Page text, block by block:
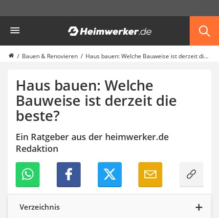
Haus & Bau
Außenleuchte mit Kamera
Ozongenerator
Smart-Home-Rauchmelder
Schlüsseltresor
Überwachungskameras außen
Regendusche
Reizstromgerät
Infrarot-Thermometer
GPS-Tracker
Digitale Zeitschaltuhr
Paketbriefkasten
Fensterkontaktschalter
Hygrometer
LED-Baustrahler
Bauen & Renovieren Haus bauen: Welche Bauweise ist derzeit die beste?
Haus bauen: Welche
Bauweise ist derzeit die
beste?
Ein Ratgeber aus der heimwerker.de
Redaktion
Verzeichnis